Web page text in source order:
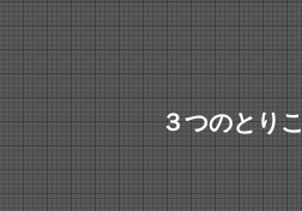
３つのとりこ